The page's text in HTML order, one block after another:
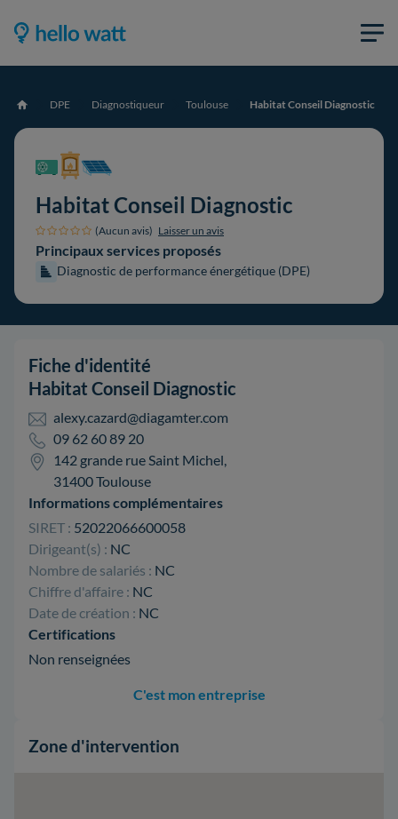
Accueil DPE Diagnostiqueur Toulouse Habitat Conseil Diagnostic
Habitat Conseil Diagnostic
(Aucun avis) Laisser un avis
Principaux services proposés
Diagnostic de performance énergétique (DPE)
Fiche d'identité
Habitat Conseil Diagnostic
alexy.cazard@diagamter.com
09 62 60 89 20
142 grande rue Saint Michel,
31400 Toulouse
Informations complémentaires
SIRET : 52022066600058
Dirigeant(s) : NC
Nombre de salariés : NC
Chiffre d'affaire : NC
Date de création : NC
Certifications
Non renseignées
C'est mon entreprise
Zone d'intervention